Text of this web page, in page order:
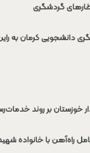
گردشگری
دانشجویی کرمان به
خوزستان بر روند
راه‌آهن با خانواده